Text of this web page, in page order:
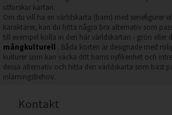
utforskar kartan.
Om du vill ha en världskarta (barn) med seriefigurer
karaktärer, kan du hitta några bra alternativ som
till exempel kolla in den här världskartan - grön eller
mångkulturell . Båda korten är designade med
kulturer som kan väcka ditt barns nyfikenhet och
dessa alternativ och hitta den världskarta som bäst
inlärningsbehov.
Kontakt